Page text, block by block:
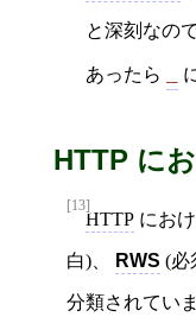
と深刻なの
あったら
HTTP に
[13]
HTTP にお
白)、 RWS (必
分類されてい